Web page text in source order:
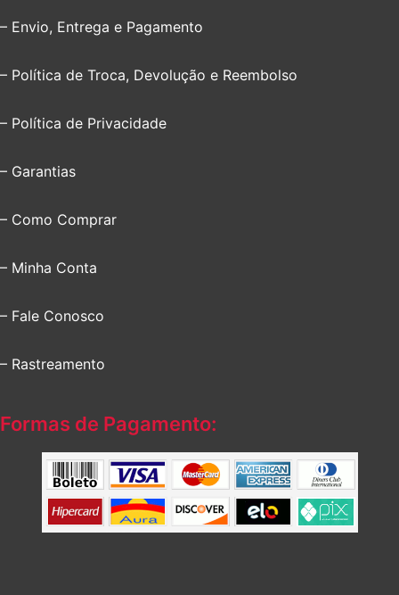
– Envio, Entrega e Pagamento
– Política de Troca, Devolução e Reembolso
– Política de Privacidade
– Garantias
– Como Comprar
– Minha Conta
– Fale Conosco
– Rastreamento
Formas de Pagamento: